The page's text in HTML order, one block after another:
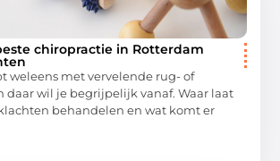
chiropractie in Rotterdam
weleens met vervelende rug- of
daar wil je begrijpelijk vanaf. Waar laat
behandelen en wat komt er